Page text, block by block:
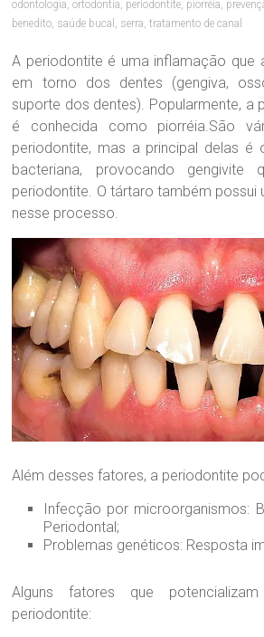
Paixão!
c
a
d
o
n
t
l
ó
g
i
r
a
.
S
a
n
d
r
a
B
r
a
odontologia,ortodontia, periodontite, piorréia,
benedito, saúde bucal , serra,tratamento de canal
A periodontite é uma inflamação que
em torno dos dentes (gengiva,
suporte dos dentes). Popularmente, a
é conhecida como piorréia.São
periodontite, mas a principal delas é
bacteriana, provocando
periodontite. O tártaro também possui
nesse processo.
Além desses fatores, a periodontite
Infecção por microorganismos:
Periodontal;
Problemas genéticos: Resposta
Alguns fatores que
periodontite: